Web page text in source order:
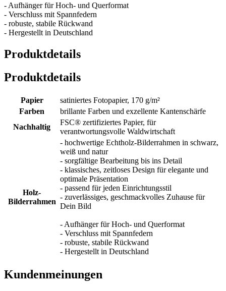
- Aufhänger für Hoch- und Querformat
- Verschluss mit Spannfedern
- robuste, stabile Rückwand
- Hergestellt in Deutschland
Produktdetails
Produktdetails
Papier
satiniertes Fotopapier, 170 g/m²
Farben
brillante Farben und exzellente Kantenschärfe
Nachhaltig
FSC® zertifiziertes Papier, für
verantwortungsvolle Waldwirtschaft
Holz-
Bilderrahmen
- hochwertige Echtholz-Bilderrahmen in schwarz,
weiß und natur
- sorgfältige Bearbeitung bis ins Detail
- klassisches, zeitloses Design für elegante und
optimale Präsentation
- passend für jeden Einrichtungsstil
- zuverlässiges, geschmackvolles Zuhause für
Dein Bild
- Aufhänger für Hoch- und Querformat
- Verschluss mit Spannfedern
- robuste, stabile Rückwand
- Hergestellt in Deutschland
Kundenmeinungen